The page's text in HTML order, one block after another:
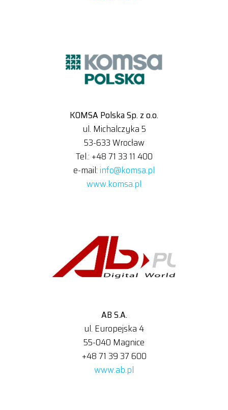
KOMSA Polska Sp. z o.o.
ul. Michalczyka 5
53-633 Wrocław
Tel.: +48 71 33 11 400
e-mail:info@komsa.pl
www.komsa.pl
AB S.A.
ul. Europejska 4
55-040 Magnice
+48 71 39 37 600
www.ab.pl